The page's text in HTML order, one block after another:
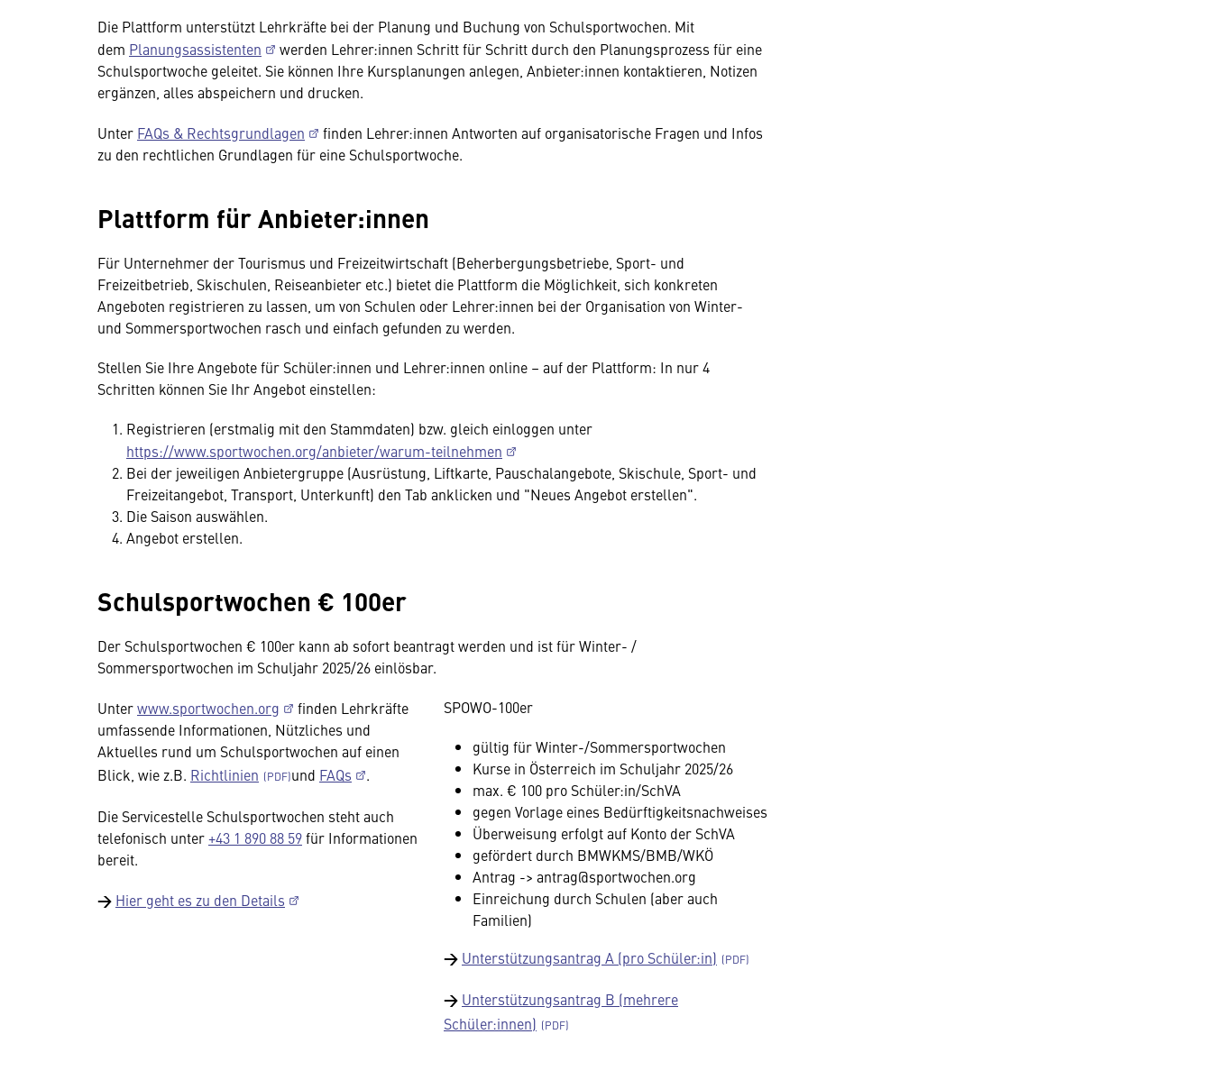
Die Plattform unterstützt Lehrkräfte bei der Planung und Buchung von Schulsportwochen. Mit
dem Planungsassistenten
werden Lehrer:innen Schritt für Schritt durch den Planungsprozess für eine
Schulsportwoche geleitet. Sie können Ihre Kursplanungen anlegen, Anbieter:innen kontaktieren, Notizen
ergänzen, alles abspeichern und drucken.
Unter FAQs & Rechtsgrundlagen
finden Lehrer:innen Antworten auf organisatorische Fragen und Infos
zu den rechtlichen Grundlagen für eine Schulsportwoche.
Plattform für Anbieter:innen
Für Unternehmer der Tourismus und Freizeitwirtschaft (Beherbergungsbetriebe, Sport- und
Freizeitbetrieb, Skischulen, Reiseanbieter etc.) bietet die Plattform die Möglichkeit, sich konkreten
Angeboten registrieren zu lassen, um von Schulen oder Lehrer:innen bei der Organisation von Winter-
und Sommersportwochen rasch und einfach gefunden zu werden.
Stellen Sie Ihre Angebote für Schüler:innen und Lehrer:innen online – auf der Plattform: In nur 4
Schritten können Sie Ihr Angebot einstellen:
Registrieren (erstmalig mit den Stammdaten) bzw. gleich einloggen unter
https://www.sportwochen.org/anbieter/warum-teilnehmen
Bei der jeweiligen Anbietergruppe (Ausrüstung, Liftkarte, Pauschalangebote, Skischule, Sport- und
Freizeitangebot, Transport, Unterkunft) den Tab anklicken und "Neues Angebot erstellen".
Die Saison auswählen.
Angebot erstellen.
Schulsport­wochen € 100er
Der Schulsportwochen € 100er kann ab sofort beantragt werden und ist für Winter- /
Sommersportwochen im Schuljahr 2025/26 einlösbar.
Unterwww.sportwochen.org
finden Lehrkräfte
umfassende Informationen, Nützliches und
Aktuelles rund um Schulsportwochen auf einen
Blick, wie z.B. Richtlinien und FAQs .
Die Servicestelle Schulsportwochen steht auch
telefonisch unter+43 1 890 88 59für Informationen
bereit.
→ Hier geht es zu den Details
SPOWO-100er
gültig für Winter-/Sommersportwochen
Kurse in Österreich im Schuljahr 2025/26
max. € 100 pro Schüler:in/SchVA
gegen Vorlage eines Bedürftigkeitsnachweises
Überweisung erfolgt auf Konto der SchVA
gefördert durch BMWKMS/BMB/WKÖ
Antrag -> antrag@sportwochen.org
Einreichung durch Schulen (aber auch
Familien)
→ Unterstützungsantrag A (pro Schüler:in)
→ Unterstützungsantrag B (mehrere
Schüler:innen)